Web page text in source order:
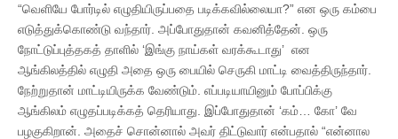
“வெளியே போர்டில் எழுதியிருப்பதை படிக்கவில்லையா?” என ஒரு கம்பை
எடுத்துக்கொண்டு வந்தார். அப்போதுதான் கவனித்தேன். ஒரு
நோட்டுப்புத்தகத் தாளில் ‘இங்கு நாய்கள் வரக்கூடாது’ என
ஆங்கிலத்தில் எழுதி அதை ஒரு பையில் செருகி மாட்டி வைத்திருந்தார்.
நேற்றுதான் மாட்டியிருக்க வேண்டும். எப்படியாயினும் போப்பிக்கு
ஆங்கிலம் எழுதப்படிக்கத் தெரியாது. இப்போதுதான் ‘கம்… கோ’ வே
பழகுகிறான். அதைச் சொன்னால் அவர் திட்டுவார் என்பதால் “என்னால